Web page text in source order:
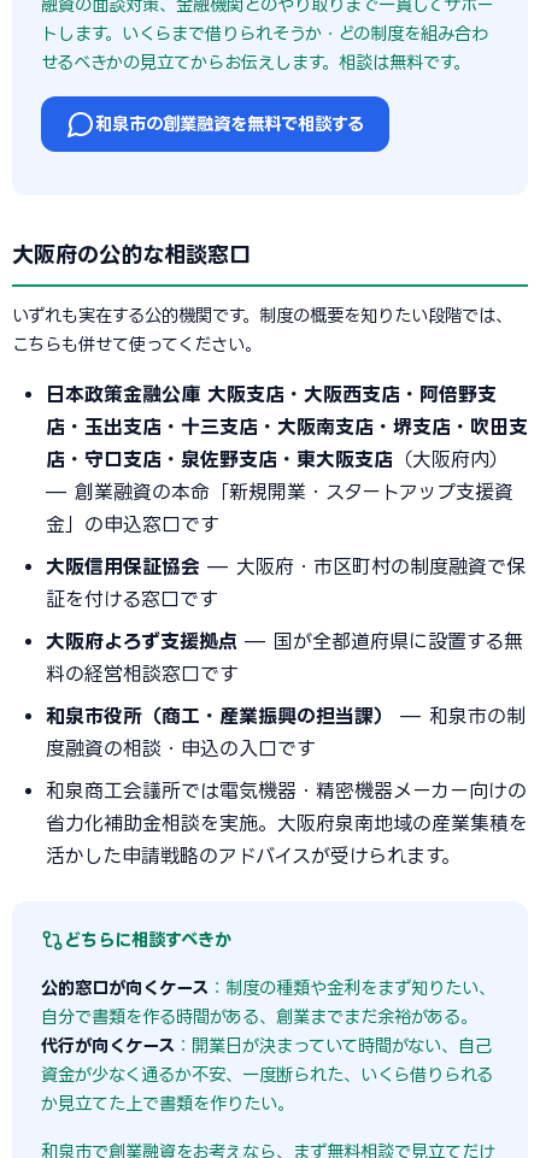
融資の面談対策、金融機関とのやり取りまで一貫してサポー
トします。いくらまで借りられそうか・どの制度を組み合わ
せるべきかの見立てからお伝えします。相談は無料です。
和泉市の創業融資を無料で相談する
大阪府の公的な相談窓口
いずれも実在する公的機関です。制度の概要を知りたい段階では、
こちらも併せて使ってください。
日本政策金融公庫 大阪支店・大阪西支店・阿倍野支
店・玉出支店・十三支店・大阪南支店・堺支店・吹田支
店・守口支店・泉佐野支店・東大阪支店 （大阪府内）
— 創業融資の本命「新規開業・スタートアップ支援資
金」の申込窓口です
大阪信用保証協会 — 大阪府・市区町村の制度融資で保
証を付ける窓口です
大阪府よろず支援拠点 — 国が全都道府県に設置する無
料の経営相談窓口です
和泉市役所（商工・産業振興の担当課）
— 和泉市の制
度融資の相談・申込の入口です
和泉商工会議所では電気機器・精密機器メーカー向けの
省力化補助金相談を実施。大阪府泉南地域の産業集積を
活かした申請戦略のアドバイスが受けられます。
どちらに相談すべきか
公的窓口が向くケース ：制度の種類や金利をまず知りたい、
自分で書類を作る時間がある、創業までまだ余裕がある。
代行が向くケース ：開業日が決まっていて時間がない、自己
資金が少なく通るか不安、一度断られた、いくら借りられる
か見立てた上で書類を作りたい。
和泉市で創業融資をお考えなら、まず無料相談で見立てだけ